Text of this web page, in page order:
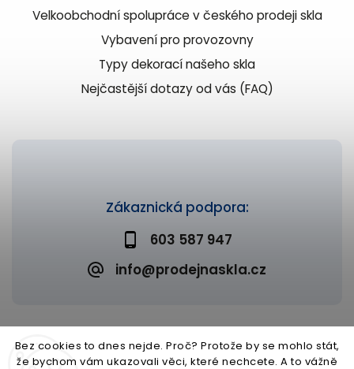
Bez cookies to dnes nejde. Proč? Protože by se mohlo stát,
že bychom vám ukazovali věci, které nechcete. A to vážně
Zákaznická podpora:
603 587 947
info@prodejnaskla.cz
Velkoobchodní spolupráce v českého prodeji skla
Vybavení pro provozovny
Typy dekorací našeho skla
Nejčastější dotazy od vás (FAQ)